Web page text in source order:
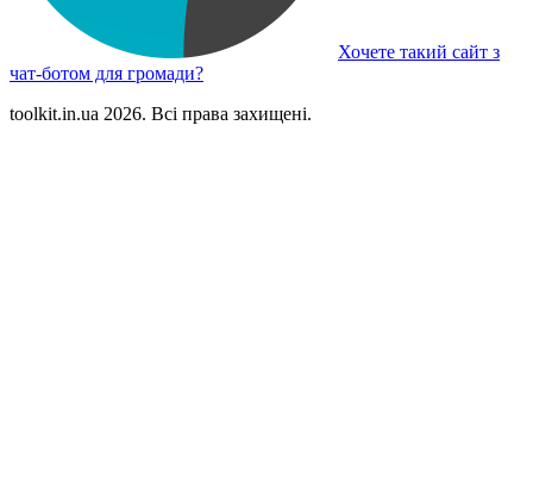
Хочете такий сайт з
чат-ботом для громади?
toolkit.in.ua 2026. Всі права захищені.